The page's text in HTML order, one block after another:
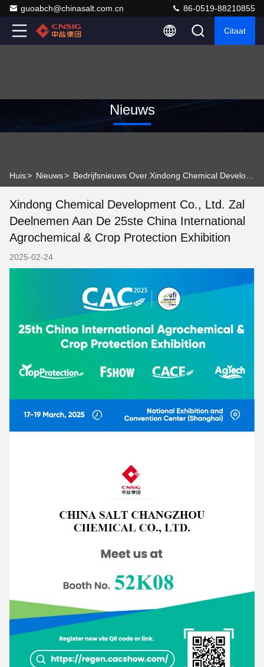
guoabch@chinasalt.com.cn 86-0519-88210855
Citaat
Nieuws
Huis> Nieuws>
Xindong Chemical Development Co., Ltd. Zal
Deelnemen Aan De 25ste China International
Agrochemical & Crop Protection Exhibition
2025-02-24